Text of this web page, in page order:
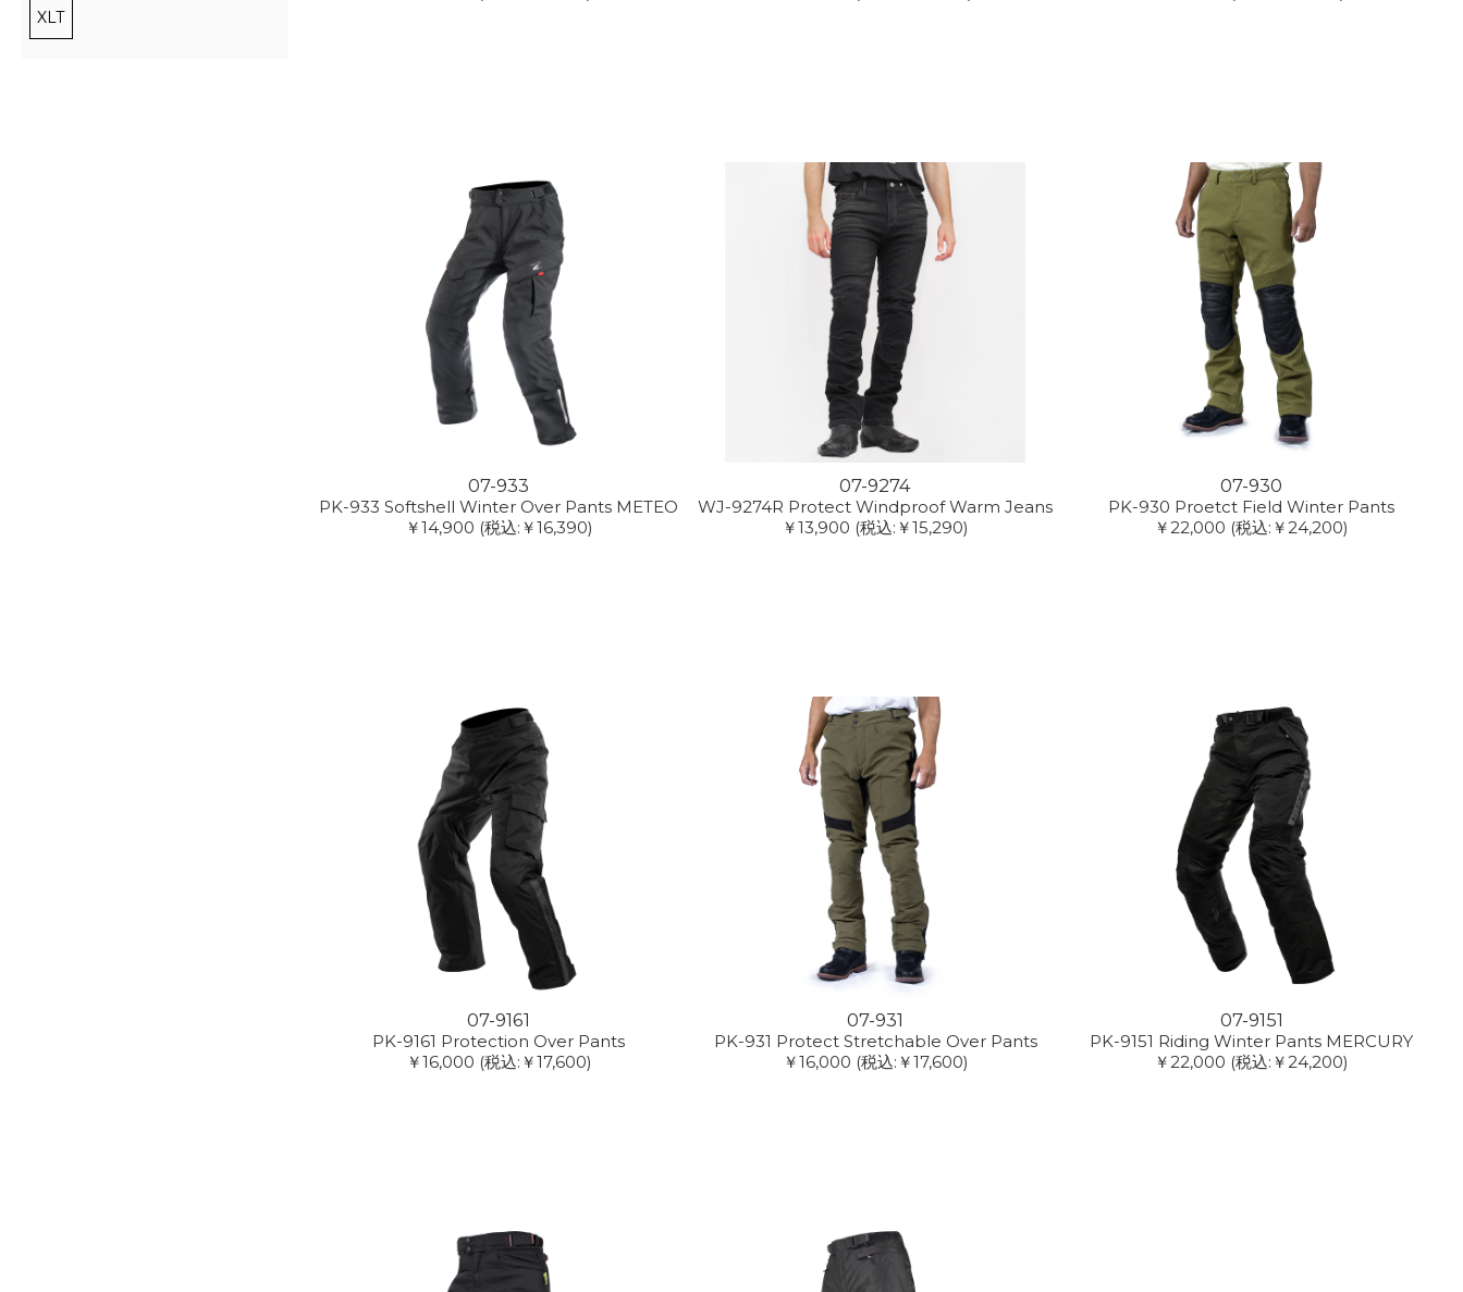
XLT
07-933
PK-933 Softshell Winter Over Pants METEO
￥14,900 (税込:￥16,390)
07-9274
WJ-9274R Protect Windproof Warm Jeans
￥13,900 (税込:￥15,290)
07-930
PK-930 Proetct Field Winter Pants
￥22,000 (税込:￥24,200)
07-9161
PK-9161 Protection Over Pants
￥16,000 (税込:￥17,600)
07-931
PK-931 Protect Stretchable Over Pants
￥16,000 (税込:￥17,600)
07-9151
PK-9151 Riding Winter Pants MERCURY
￥22,000 (税込:￥24,200)